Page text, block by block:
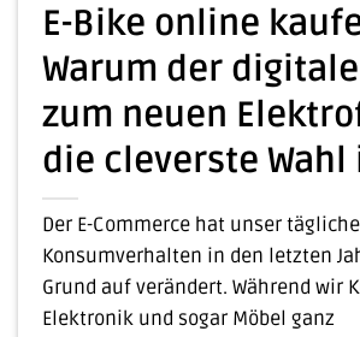
E-Bike online
Warum der digitale
zum neuen
die cleverste Wahl
Der E-Commerce hat unser
Konsumverhalten in den letzten
Grund auf verändert. Während wir
Elektronik und sogar Möbel ganz